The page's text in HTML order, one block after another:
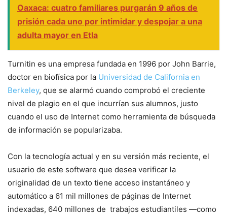
Oaxaca: cuatro familiares purgarán 9 años de
prisión cada uno por intimidar y despojar a una
adulta mayor en Etla
Turnitin es una empresa fundada en 1996 por John Barrie,
doctor en biofísica por la Universidad de California en
Berkeley, que se alarmó cuando comprobó el creciente
nivel de plagio en el que incurrían sus alumnos, justo
cuando el uso de Internet como herramienta de búsqueda
de información se popularizaba.
Con la tecnología actual y en su versión más reciente, el
usuario de este software que desea verificar la
originalidad de un texto tiene acceso instantáneo y
automático a 61 mil millones de páginas de Internet
indexadas, 640 millones de trabajos estudiantiles —como